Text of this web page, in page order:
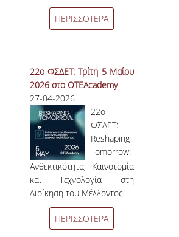
ΠΕΡΙΣΣΟΤΕΡΑ
22ο ΦΣΔΕΤ: Τρίτη 5 Μαΐου
2026 στο OTEAcademy
27-04-2026
22ο
ΦΣΔΕΤ:
Reshaping
Tomorrow:
Ανθεκτικότητα, Καινοτομία
και Τεχνολογία στη
Διοίκηση του Μέλλοντος.
ΠΕΡΙΣΣΟΤΕΡΑ